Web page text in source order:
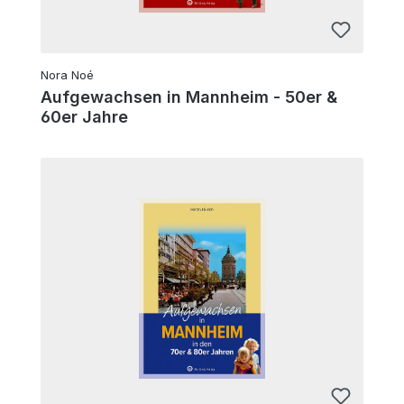
Nora Noé
Aufgewachsen in Mannheim - 50er &
60er Jahre